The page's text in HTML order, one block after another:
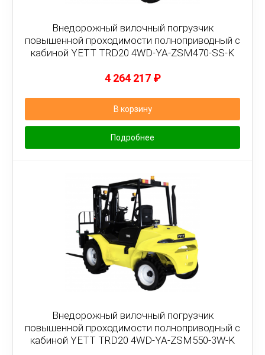
Внедорожный вилочный погрузчик
повышенной проходимости полноприводный с
кабиной YETT TRD20 4WD-YA-ZSM470-SS-K
4 264 217 ₽
В корзину
Подробнее
Внедорожный вилочный погрузчик
повышенной проходимости полноприводный с
кабиной YETT TRD20 4WD-YA-ZSM550-3W-K